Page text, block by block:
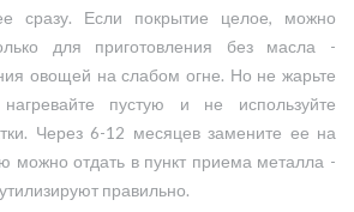
сразу. Если покрытие целое, можно
для приготовления без масла -
овощей на слабом огне. Но не жарьте
пустую и не используйте
Через 6-12 месяцев замените ее на
можно отдать в пункт приема металла -
правильно.